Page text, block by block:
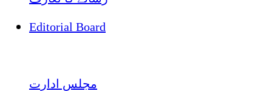
Editorial Board
مجلس ادارت